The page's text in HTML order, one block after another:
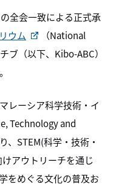
全会一致による正式承
ウム
（National
ブ（以下、Kibo-ABC）
レーシア科学技術・イ
Technology and
、STEM(科学・技術・
アウトリーチを通じ
をめぐる文化の普及お